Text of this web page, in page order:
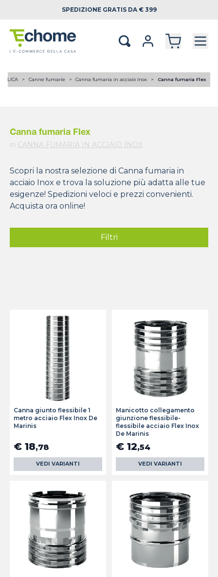
SPEDIZIONE GRATIS DA € 399
Canne fumarie Canna fumaria in acciaio Inox Canna fumaria Flex
Canna fumaria Flex
in CANNA FUMARIA IN ACCIAIO INOX
Scopri la nostra selezione di Canna fumaria in
acciaio Inox e trova la soluzione più adatta alle tue
esigenze! Spedizioni veloci e prezzi convenienti.
Acquista ora online!
Filtri
Canna giunto flessibile 1
metro acciaio Flex Inox De
Marinis
€ 18,78
VEDI VARIANTI
Manicotto collegamento
giunzione flessibile-
flessibile acciaio Flex Inox
De Marinis
€ 12,54
VEDI VARIANTI